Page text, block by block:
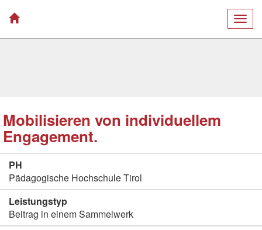
Mobilisieren von individuellem
Engagement.
PH
Pädagogische Hochschule Tirol
Leistungstyp
Beitrag in einem Sammelwerk